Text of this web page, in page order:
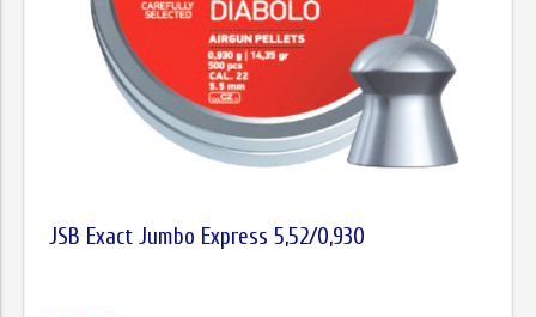
JSB Exact Jumbo Express 5,52/0,930